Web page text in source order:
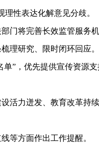
性表达化解意见分歧。
将完善长效监管服务
理研究、限时闭环回应
”，优先提供宣传资源
力迸发、教育改革持
等方面作出工作提醒。